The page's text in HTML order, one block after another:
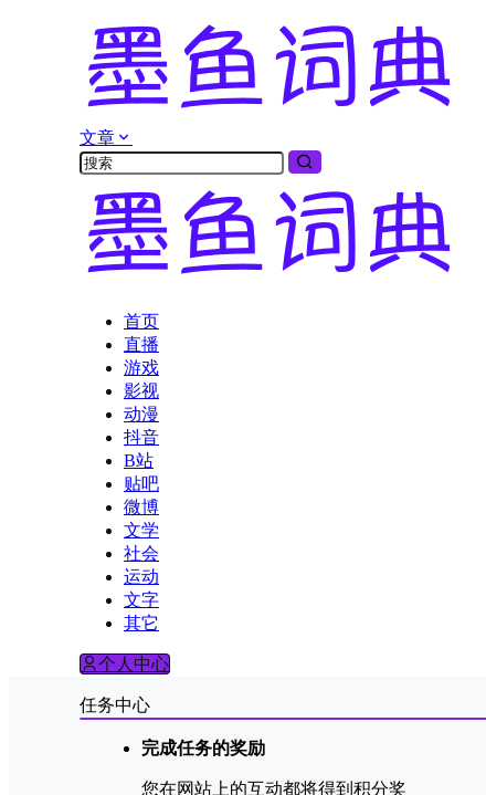
文章
首页
直播
游戏
影视
动漫
抖音
B站
贴吧
微博
文学
社会
运动
文字
其它
个人中心
任务中心
完成任务的奖励
您在网站上的互动都将得到积分奖